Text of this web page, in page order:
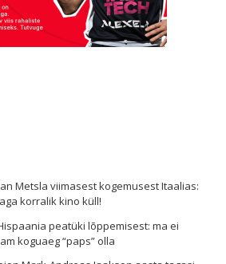
Metsla viimasest kogemusest Itaalias:
korralik kino küll!
peatüki lõppemisest: ma ei
koguaeg “paps” olla